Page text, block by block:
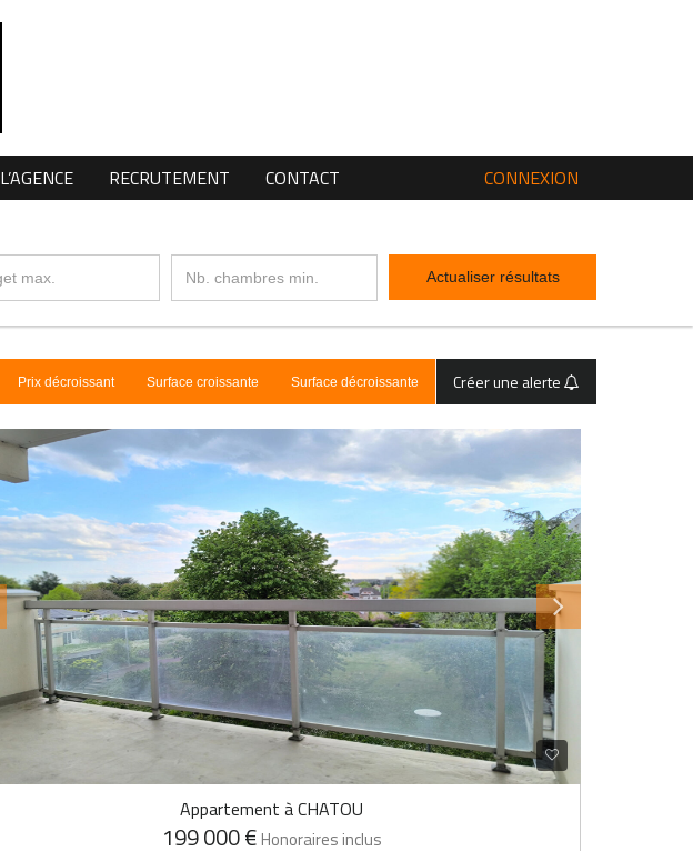
L’AGENCE RECRUTEMENT CONTACT CONNEXION
Actualiser résultats
Prix décroissant Surface croissante Surface décroissante Créer une alerte
Appartement à CHATOU
199 000 €Honoraires inclus